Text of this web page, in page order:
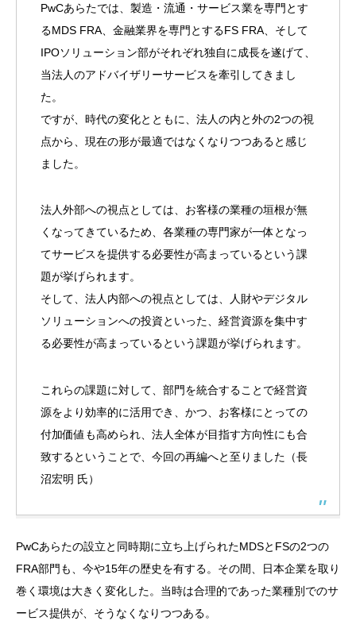
PwCあらたでは、製造・流通・サービス業を専門とす
るMDS FRA 、金融業界を専門とするFS FRA 、そして
IPOソリューション部がそれぞれ独自に成長を遂げて、
当法人のアドバイザリーサービスを牽引してきまし
た。
ですが、時代の変化とともに、法人の内と外の2つの視
点から、現在の形が最適ではなくなりつつあると感じ
ました。
法人外部への視点としては、お客様の業種の垣根が無
くなってきているため、各業種の専門家が一体となっ
てサービスを提供する必要性が高まっているという課
題が挙げられます。
そして、法人内部への視点としては、人財やデジタル
ソリューションへの投資といった、経営資源を集中す
る必要性が高まっているという課題が挙げられます。
これらの課題に対して、部門を統合することで経営資
源をより効率的に活用でき、かつ、お客様にとっての
付加価値も高められ、法人全体が目指す方向性にも合
致するということで、今回の再編へと至りました（長
沼宏明 氏）
PwCあらたの設立と同時期に立ち上げられたMDSと FSの2つの
FRA部門も、今や15年の歴史を有する。その間、日本企業を取り
巻く環境は大きく変化した。当時は合理的であった業種別でのサ
ービス提供が、そうなくなりつつある。